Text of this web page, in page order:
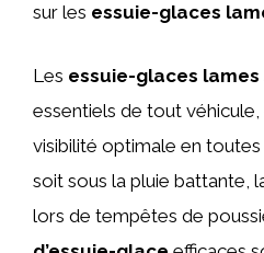
sur les essuie-glaces
Les essuie-glaces lames
essentiels de tout véhicule,
visibilité optimale en
soit sous la pluie battante,
lors de tempêtes de